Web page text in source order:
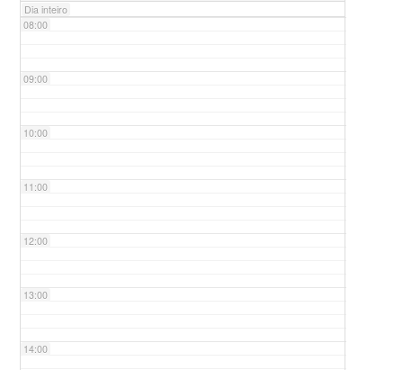
Dia inteiro
08:00
09:00
10:00
11:00
12:00
13:00
14:00